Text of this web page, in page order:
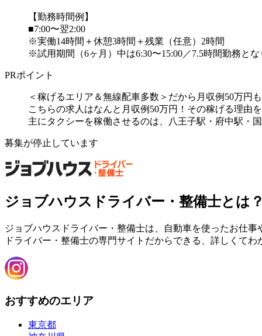
【勤務時間例】
■7:00〜翌2:00
※実働14時間＋休憩3時間＋残業（任意）2時間
※試用期間（6ヶ月）中は6:30〜15:00／7.5時間勤務とな
PRポイント
＜稼げるエリア＆無線配車多数＞だから月収例50万円
こちらの求人はなんと月収例50万円！その稼げる理由
主にタクシーを稼働させるのは、八王子駅・府中駅・
募集が停止しています
ジョブハウスドライバー・整備士とは
ジョブハウスドライバー・整備士は、自動車を使ったお仕
ドライバー・整備士の専門サイトだからできる、詳しくて
おすすめのエリア
東京都